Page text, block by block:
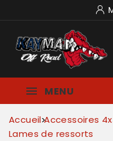
MENU
Accueil Accessoires
Lames de ressorts